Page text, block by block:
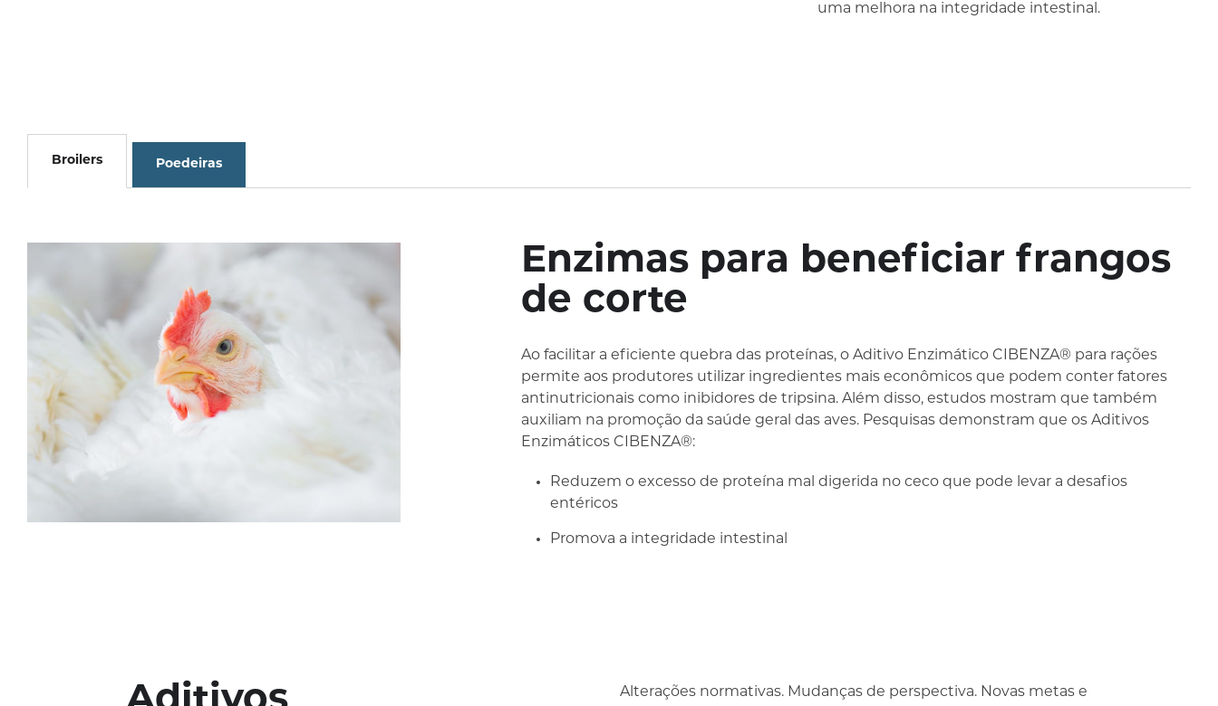
uma melhora na integridade intestinal.
Broilers Poedeiras
Enzimas para beneficiar frangos
de corte
Ao facilitar a eficiente quebra das proteínas, o Aditivo Enzimático CIBENZA® para rações
permite aos produtores utilizar ingredientes mais econômicos que podem conter fatores
antinutricionais como inibidores de tripsina. Além disso, estudos mostram que também
auxiliam na promoção da saúde geral das aves. Pesquisas demonstram que os Aditivos
Enzimáticos CIBENZA®:
Reduzem o excesso de proteína mal digerida no ceco que pode levar a desafios
entéricos
Promova a integridade intestinal
Alterações normativas. Mudanças de perspectiva. Novas metas e